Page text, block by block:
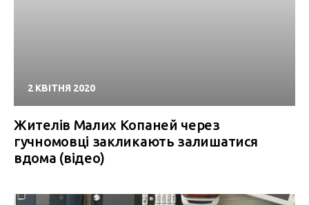
2 КВІТНЯ 2020
Жителів Малих Копаней через
гучномовці закликають залишатися
вдома (відео)